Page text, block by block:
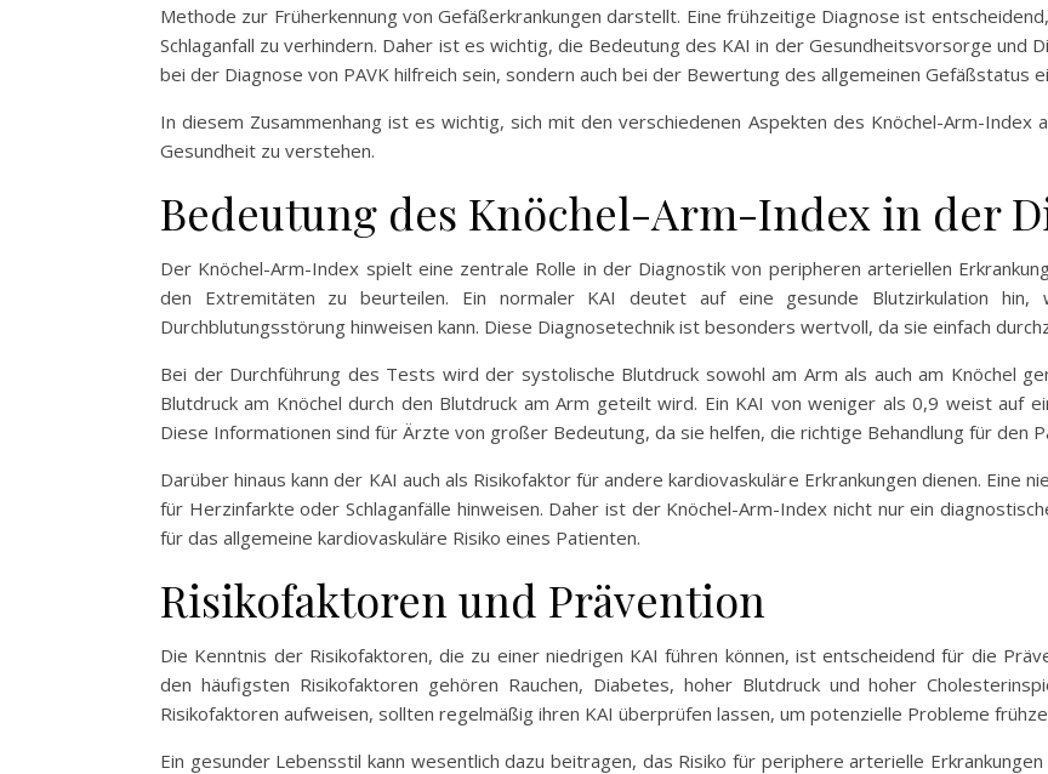
Methode zur Früherkennung von Gefäßerkrankungen darstellt. Eine frühzeitige Diagnose ist
Schlaganfall zu verhindern. Daher ist es wichtig, die Bedeutung des KAI in der Gesundheitsvorsorge und
bei der Diagnose von PAVK hilfreich sein, sondern auch bei der Bewertung des allgemeinen Gefäßstatus
In diesem Zusammenhang ist es wichtig, sich mit den verschiedenen Aspekten des Knöchel-Arm-Index
Gesundheit zu verstehen.
Bedeutung des Knöchel-Arm-Index in der
Der Knöchel-Arm-Index spielt eine zentrale Rolle in der Diagnostik von peripheren arteriellen
den Extremitäten zu beurteilen. Ein normaler KAI deutet auf eine gesunde Blutzirkulation
Durchblutungsstörung hinweisen kann. Diese Diagnosetechnik ist besonders wertvoll, da sie einfach
Bei der Durchführung des Tests wird der systolische Blutdruck sowohl am Arm als auch am Knöchel
Blutdruck am Knöchel durch den Blutdruck am Arm geteilt wird. Ein KAI von weniger als 0,9 weist auf
Diese Informationen sind für Ärzte von großer Bedeutung, da sie helfen, die richtige Behandlung für den
Darüber hinaus kann der KAI auch als Risikofaktor für andere kardiovaskuläre Erkrankungen dienen. Eine
für Herzinfarkte oder Schlaganfälle hinweisen. Daher ist der Knöchel-Arm-Index nicht nur ein
für das allgemeine kardiovaskuläre Risiko eines Patienten.
Risikofaktoren und Prävention
Die Kenntnis der Risikofaktoren, die zu einer niedrigen KAI führen können, ist entscheidend für die
den häufigsten Risikofaktoren gehören Rauchen, Diabetes, hoher Blutdruck und hoher
Risikofaktoren aufweisen, sollten regelmäßig ihren KAI überprüfen lassen, um potenzielle Probleme
Ein gesunder Lebensstil kann wesentlich dazu beitragen, das Risiko für periphere arterielle